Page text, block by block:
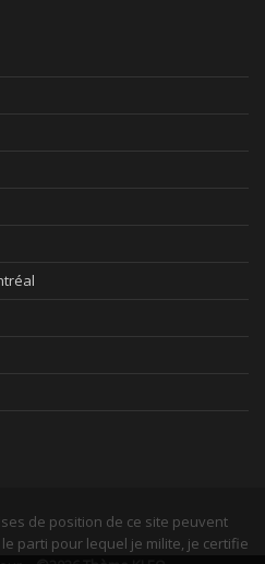
de position de ce site peuvent
parti pour lequel je milite, je certifie